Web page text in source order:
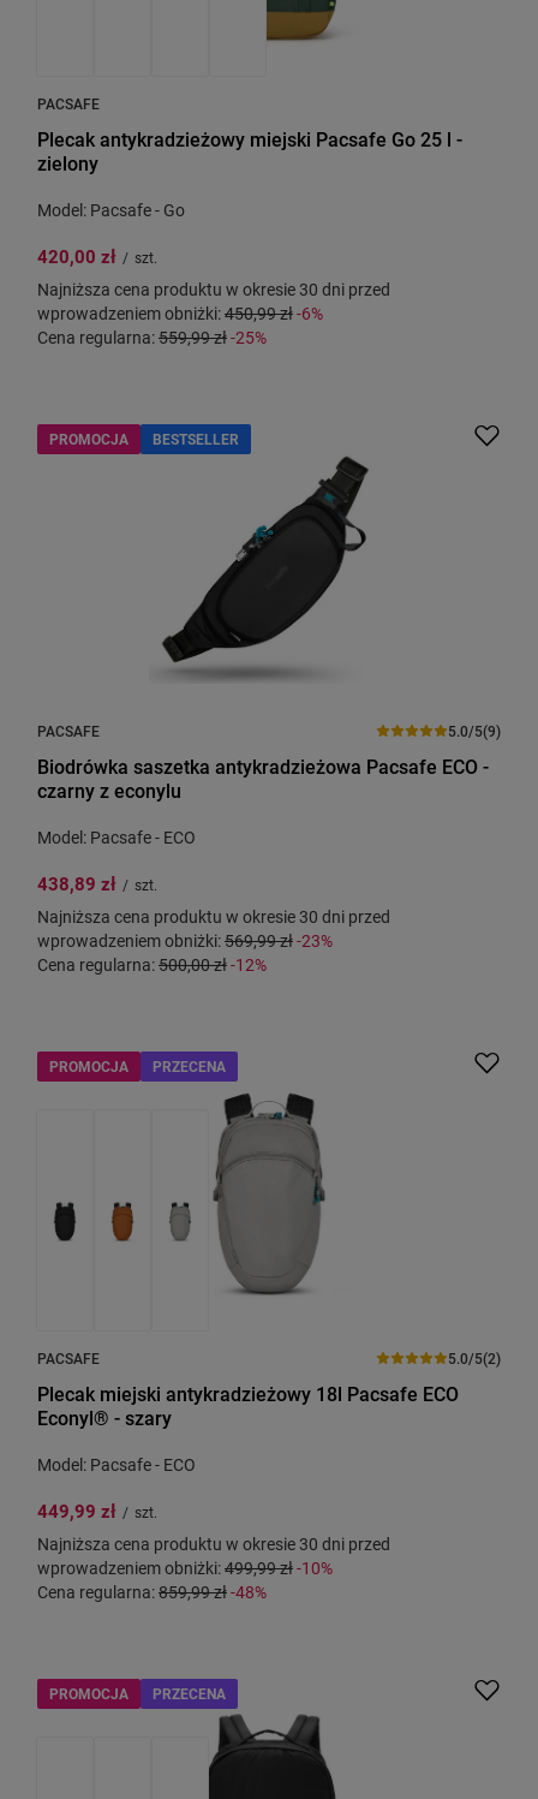
PACSAFE
Plecak antykradzieżowy miejski Pacsafe Go 25 l -
zielony
Model: Pacsafe - Go
420,00 zł / szt.
Najniższa cena produktu w okresie 30 dni przed
wprowadzeniem obniżki:450,99 zł-6%
Cena regularna:559,99 zł-25%
PROMOCJA BESTSELLER
PACSAFE 5.0/5(9)
Biodrówka saszetka antykradzieżowa Pacsafe ECO -
czarny z econylu
Model: Pacsafe - ECO
438,89 zł / szt.
Najniższa cena produktu w okresie 30 dni przed
wprowadzeniem obniżki:569,99 zł-23%
Cena regularna:500,00 zł-12%
PROMOCJA PRZECENA
PACSAFE 5.0/5(2)
Plecak miejski antykradzieżowy 18l Pacsafe ECO
Econyl® - szary
Model: Pacsafe - ECO
449,99 zł / szt.
Najniższa cena produktu w okresie 30 dni przed
wprowadzeniem obniżki:499,99 zł-10%
Cena regularna:859,99 zł-48%
PROMOCJA PRZECENA